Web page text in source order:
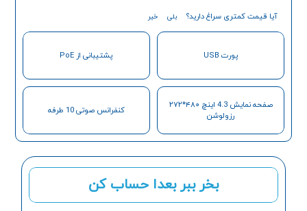
بخر ببر بعدا حساب کن
آیا قیمت کمتری سراغ دارید؟ بلی خیر
پورت USB پشتیبانی از PoE
صفحه نمایش 4.3 اینچ ۴۸۰*۲۷۲
رزولوشن
کنفرانس صوتی 10 طرفه